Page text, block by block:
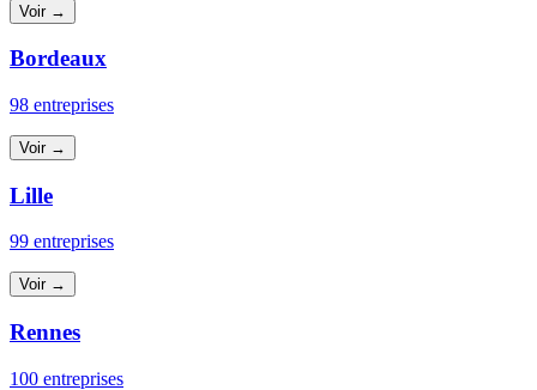
Voir →
Bordeaux
98 entreprises
Voir →
Lille
99 entreprises
Voir →
Rennes
100 entreprises